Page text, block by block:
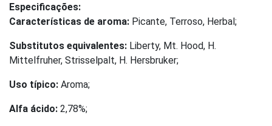
Especificações:
Características de aroma: Picante, Terroso, Herbal;
Substitutos equivalentes: Liberty, Mt. Hood, H.
Mittelfruher, Strisselpalt, H. Hersbruker;
Uso típico: Aroma;
Alfa ácido: 2,78%;